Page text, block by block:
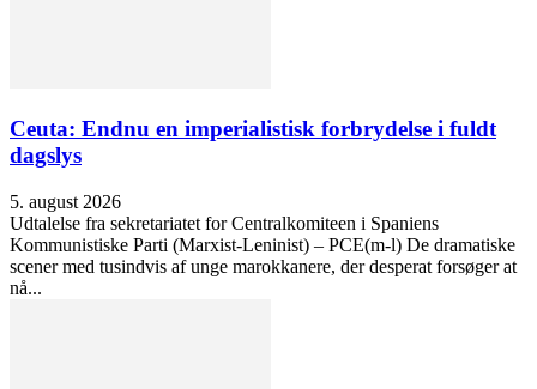
Ceuta: Endnu en imperialistisk forbrydelse i fuldt
dagslys
5. august 2026
Udtalelse fra sekretariatet for Centralkomiteen i Spaniens
Kommunistiske Parti (Marxist-Leninist) – PCE(m-l) De dramatiske
scener med tusindvis af unge marokkanere, der desperat forsøger at
nå...